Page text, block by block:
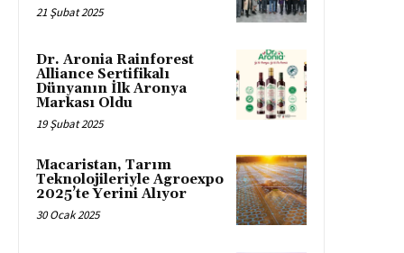
21 Şubat 2025
Dr. Aronia Rainforest
Alliance Sertifikalı
Dünyanın İlk Aronya
Markası Oldu
19 Şubat 2025
Macaristan, Tarım
Teknolojileriyle Agroexpo
2025’te Yerini Alıyor
30 Ocak 2025